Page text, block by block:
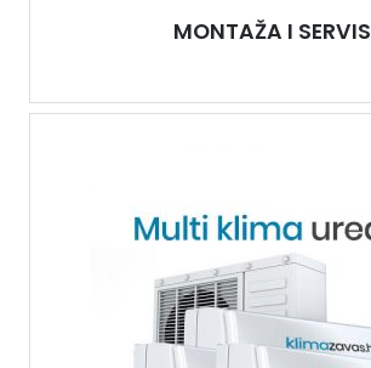
MONTAŽA I SERVIS